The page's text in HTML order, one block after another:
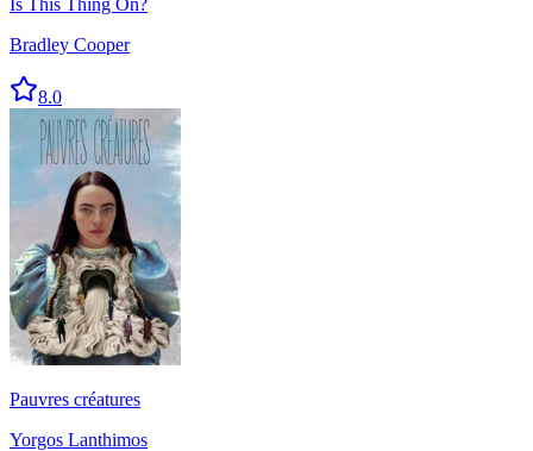
Is This Thing On?
Bradley Cooper
8.0
Pauvres créatures
Yorgos Lanthimos